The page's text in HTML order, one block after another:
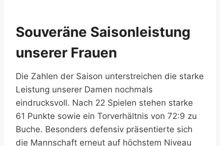
Souveräne Saisonleistung
unserer Frauen
Die Zahlen der Saison unterstreichen die starke
Leistung unserer Damen nochmals
eindrucksvoll. Nach 22 Spielen stehen starke
61 Punkte sowie ein Torverhältnis von 72:9 zu
Buche. Besonders defensiv präsentierte sich
die Mannschaft erneut auf höchstem Niveau